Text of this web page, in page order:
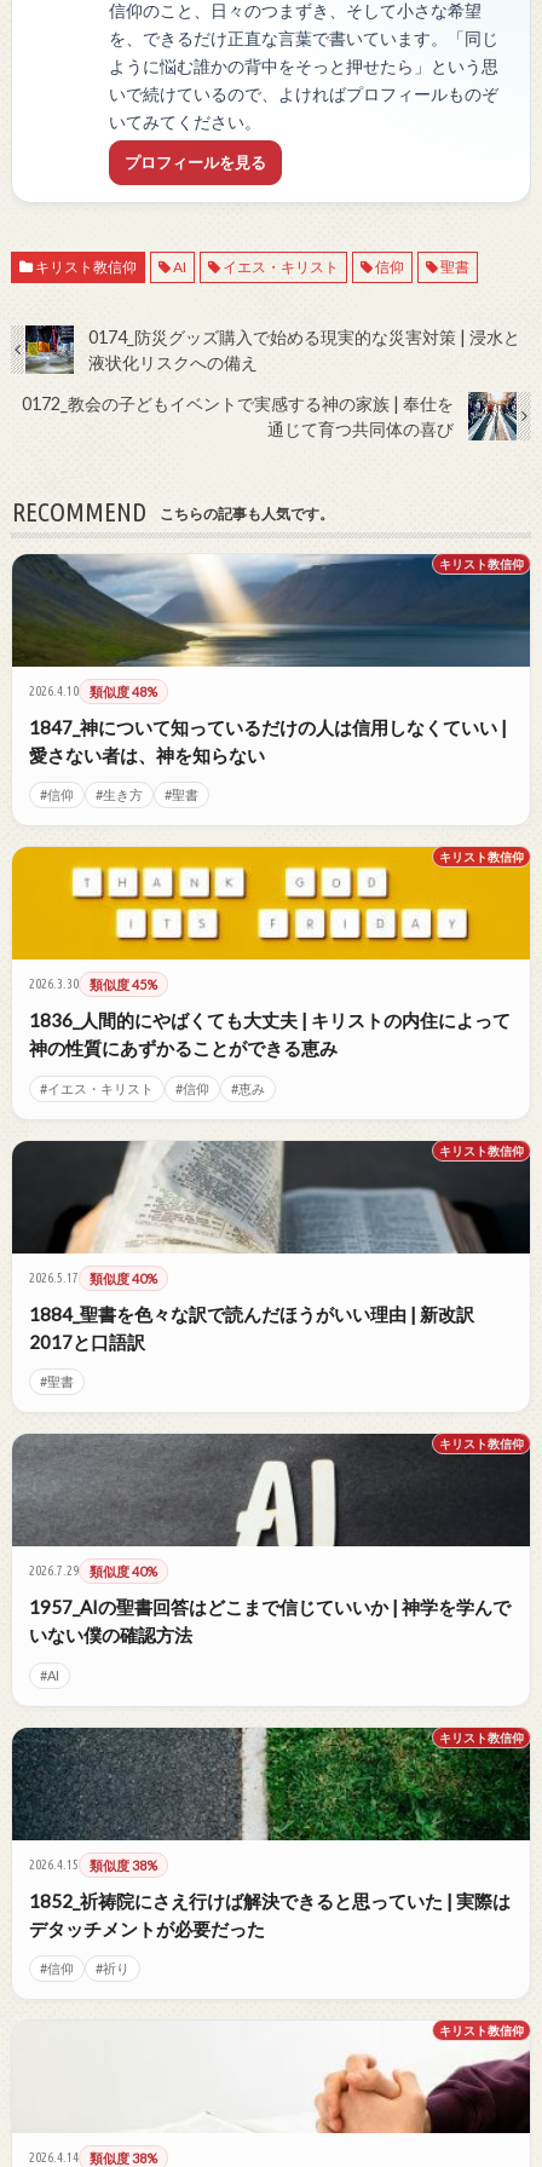
信仰のこと、日々のつまずき、そして小さな希望
を、できるだけ正直な言葉で書いています。「同じ
ように悩む誰かの背中をそっと押せたら」という思
いで続けているので、よければプロフィールものぞ
いてみてください。
プロフィールを見る
キリスト教信仰 AI イエス・キリスト 信仰 聖書
0174_防災グッズ購入で始める現実的な災害対策 | 浸水と
液状化リスクへの備え
0172_教会の子どもイベントで実感する神の家族 | 奉仕を
通じて育つ共同体の喜び
RECOMMEND こちらの記事も人気です。
キリスト教信仰
2026.4.10 類似度 48%
1847_神について知っているだけの人は信用しなくていい |
愛さない者は、神を知らない
#信仰 #生き方 #聖書
キリスト教信仰
2026.3.30 類似度 45%
1836_人間的にやばくても大丈夫 | キリストの内住によって
神の性質にあずかることができる恵み
#イエス・キリスト #信仰 #恵み
キリスト教信仰
2026.5.17 類似度 40%
1884_聖書を色々な訳で読んだほうがいい理由 | 新改訳
2017と口語訳
#聖書
キリスト教信仰
2026.7.29 類似度 40%
1957_AIの聖書回答はどこまで信じていいか | 神学を学んで
いない僕の確認方法
#AI
キリスト教信仰
2026.4.15 類似度 38%
1852_祈祷院にさえ行けば解決できると思っていた | 実際は
デタッチメントが必要だった
#信仰 #祈り
キリスト教信仰
2026.4.14 類似度 38%